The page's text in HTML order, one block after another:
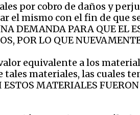
por cobro de daños y
el mismo con el fin de que
DEMANDA PARA QUE EL
POR LO QUE
equivalente a los
materiales, las cuales
MATERIALES